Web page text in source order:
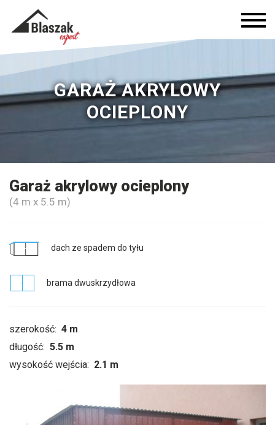
GARAŻ AKRYLOWY
OCIEPLONY
Garaż akrylowy ocieplony
(4 m x 5.5 m)
dach ze spadem do tyłu
brama dwuskrzydłowa
szerokość: 4 m
długość: 5.5 m
wysokość wejścia: 2.1 m